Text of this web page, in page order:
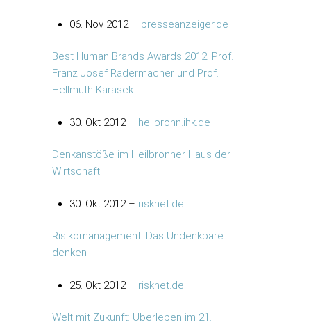
06. Nov 2012 – presseanzeiger.de
Best Human Brands Awards 2012: Prof.
Franz Josef Radermacher und Prof.
Hellmuth Karasek
30. Okt 2012 – heilbronn.ihk.de
Denkanstöße im Heilbronner Haus der
Wirtschaft
30. Okt 2012 – risknet.de
Risikomanagement: Das Undenkbare
denken
25. Okt 2012 – risknet.de
Welt mit Zukunft: Überleben im 21.